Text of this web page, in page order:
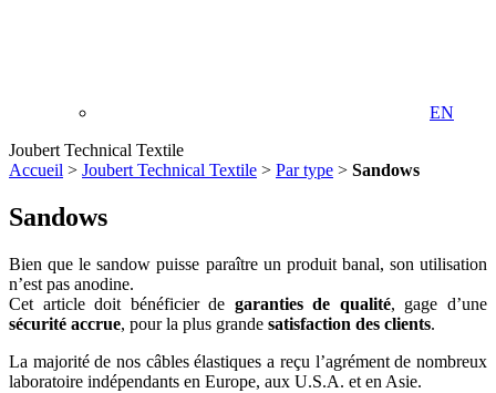
EN
Joubert Technical Textile
Accueil > Joubert Technical Textile > Par type > Sandows
Sandows
Bien que le sandow puisse paraître un produit banal, son utilisation
n’est pas anodine.
Cet article doit bénéficier de garanties de qualité, gage d’une
sécurité accrue, pour la plus grande satisfaction des clients.
La majorité de nos câbles élastiques a reçu l’agrément de nombreux
laboratoire indépendants en Europe, aux U.S.A. et en Asie.